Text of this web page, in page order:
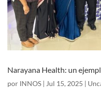
Narayana Health: un
por INNOS | Jul 15, 2025 |